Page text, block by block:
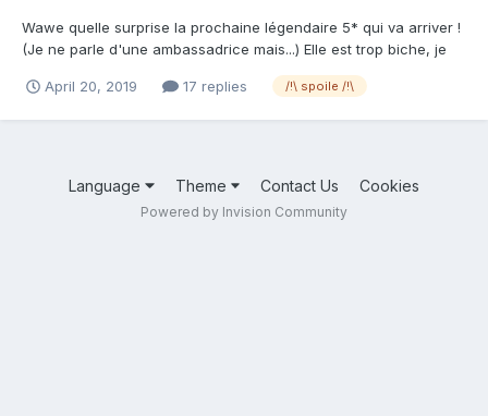
Wawe quelle surprise la prochaine légendaire 5* qui va arriver !
(Je ne parle d'une ambassadrice mais...) Elle est trop biche, je
date de son arrivé. J'ai hâte quelle arrive :+)
April 20, 2019 17 replies /!\ spoile /!\
Language Theme Contact Us Cookies
Powered by Invision Community